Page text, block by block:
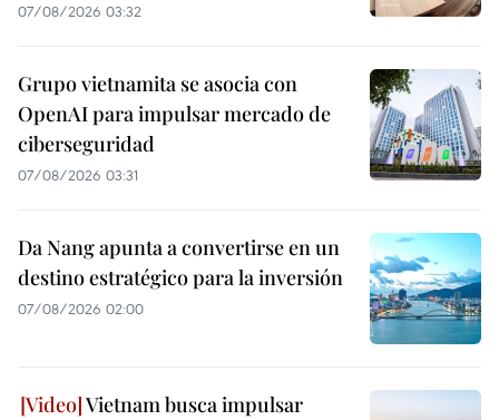
07/08/2026 03:32
Grupo vietnamita se asocia con
OpenAI para impulsar mercado de
ciberseguridad
07/08/2026 03:31
Da Nang apunta a convertirse en un
destino estratégico para la inversión
07/08/2026 02:00
Vietnam busca impulsar